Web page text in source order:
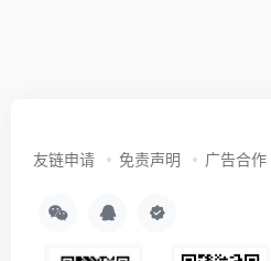
友链申请 免责声明 广告合作